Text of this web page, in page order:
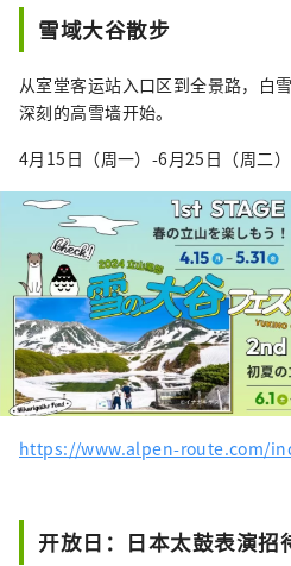
“信浓大町”，即大
信浓大町也是“立山
山脚，这条山地观
“春天的雪大谷”
夏季，每年接待近百
阿尔卑斯山、海拔
活动、露营、桑拿
苏。 信浓大町位于长野县西北部，东接长野
市，西接富山县，
作为您的据点更加便利。旅
各地的人们了解这
面、野味、山野菜
酒、好喝的水煮的咖
温泉旅馆。我想。 如
将不胜感激。谢谢。
雪域大谷散步
从室堂客运站入口区到全景路，白
深刻的高雪墙开始。
4月15日（周一）-6月25日（周二
https://www.alpen-route.com/
开放日：日本太鼓表演招